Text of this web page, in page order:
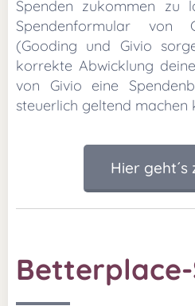
Spenden zukommen zu
Spendenformular von
(Gooding und Givio
korrekte Abwicklung
von Givio eine
steuerlich geltend machen
Hier geht´s